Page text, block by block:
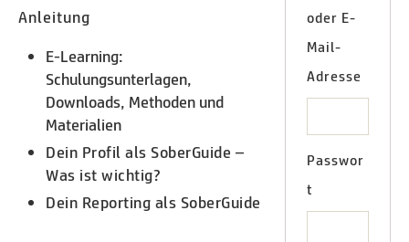
Anleitung
E-Learning:
Schulungsunterlagen,
Downloads, Methoden und
Materialien
Dein Profil als SoberGuide –
Was ist wichtig?
Dein Reporting als SoberGuide
oder E-
Mail-
Adresse
Passwor
t